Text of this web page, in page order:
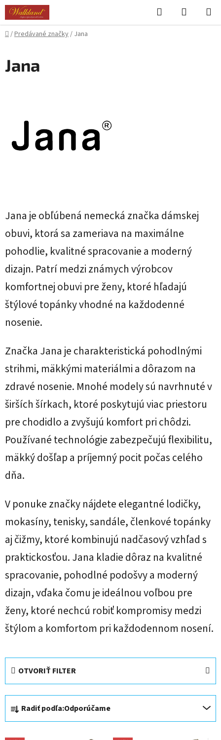
Prejsť
obsah
Hľadať
KOŠÍK
Domov
/Predávané značky/ Jana
Jana
Jana je obľúbená nemecká značka dámskej
obuvi, ktorá sa zameriava na maximálne
pohodlie, kvalitné spracovanie a moderný
dizajn. Patrí medzi známych výrobcov
komfortnej obuvi pre ženy, ktoré hľadajú
štýlové topánky vhodné na každodenné
nosenie.
Značka Jana je charakteristická pohodlnými
strihmi, mäkkými materiálmi a dôrazom na
zdravé nosenie. Mnohé modely sú navrhnuté v
širších šírkach, ktoré poskytujú viac priestoru
pre chodidlo a zvyšujú komfort pri chôdzi.
Používané technológie zabezpečujú flexibilitu,
mäkký došľap a príjemný pocit počas celého
dňa.
V ponuke značky nájdete elegantné lodičky,
mokasíny, tenisky, sandále, členkové topánky
aj čižmy, ktoré kombinujú nadčasový vzhľad s
praktickosťou. Jana kladie dôraz na kvalitné
spracovanie, pohodlné podošvy a moderný
dizajn, vďaka čomu je ideálnou voľbou pre
ženy, ktoré nechcú robiť kompromisy medzi
štýlom a komfortom pri každodennom nosení.
OTVORIŤ FILTER
R
a
d
Radiť podľa:Odporúčame